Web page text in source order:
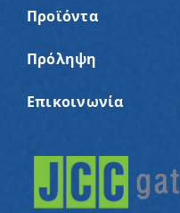
Προϊόντα
Πρόληψη
Επικοινωνία